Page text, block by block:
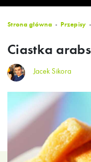
Strona główna Przepisy
Ciastka
Jacek Sikora